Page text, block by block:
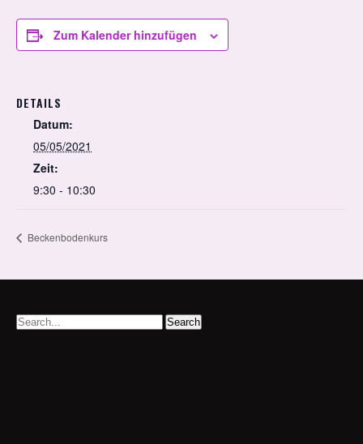
Zum Kalender hinzufügen
DETAILS
Datum:
05/05/2021
Zeit:
9:30 - 10:30
Beckenbodenkurs